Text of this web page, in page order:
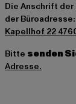
Die Anschrift
der Büroadresse:
Kapellhof 22
Bitte senden
Adresse.